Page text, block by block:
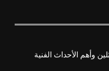
وأهم الأحداث الفنية